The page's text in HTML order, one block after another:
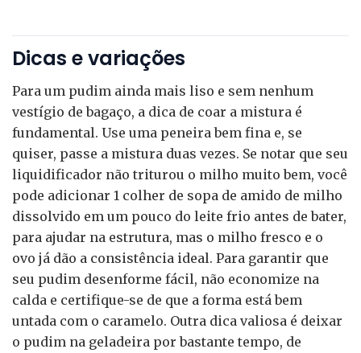
Dicas e variações
Para um pudim ainda mais liso e sem nenhum
vestígio de bagaço, a dica de coar a mistura é
fundamental. Use uma peneira bem fina e, se
quiser, passe a mistura duas vezes. Se notar que seu
liquidificador não triturou o milho muito bem, você
pode adicionar 1 colher de sopa de amido de milho
dissolvido em um pouco do leite frio antes de bater,
para ajudar na estrutura, mas o milho fresco e o
ovo já dão a consistência ideal. Para garantir que
seu pudim desenforme fácil, não economize na
calda e certifique-se de que a forma está bem
untada com o caramelo. Outra dica valiosa é deixar
o pudim na geladeira por bastante tempo, de